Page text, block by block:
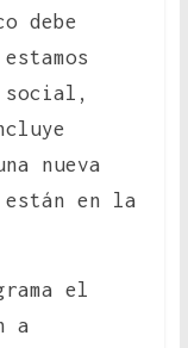
debe
social,
nueva
en la
el
a